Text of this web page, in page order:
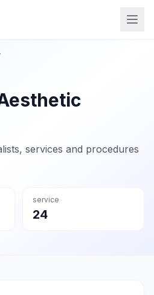
services and procedures
service
24